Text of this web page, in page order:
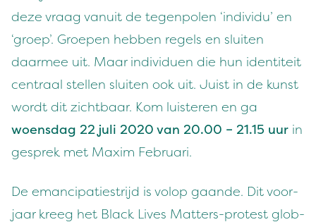
deze vraag vanu­it de tegen­polen ‘indi­vidu’ en
‘groep’. Groepen hebben regels en sluiten
daarmee uit. Maar indi­viduen die hun iden­titeit
cen­traal stellen sluiten ook uit. Juist in de kun­st
wordt dit zicht­baar. Kom luis­teren en ga
woens­dag 22 juli 2020 van 20.00 – 21.15 uur in
gesprek met Max­im Februari.
De eman­ci­patiestri­jd is volop gaande. Dit voor­
jaar kreeg het Black Lives Mat­ters-protest glob­